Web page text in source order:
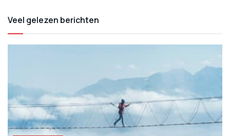
Veel gelezen berichten